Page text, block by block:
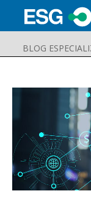
BLOG